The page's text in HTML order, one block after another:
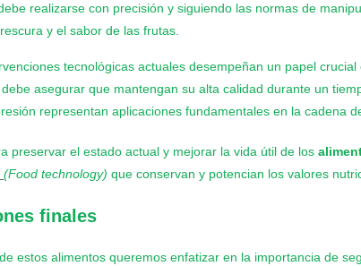
realizarse con precisión y siguiendo las normas de
y el sabor de las frutas.
tecnológicas actuales desempeñan un papel
asegurar que mantengan su alta calidad durante un
representan aplicaciones fundamentales en la cadena
preservar el estado actual y mejorar la vida útil de los
(Food technology) que conservan y potencian los valores
finales
estos alimentos queremos enfatizar en la importancia de